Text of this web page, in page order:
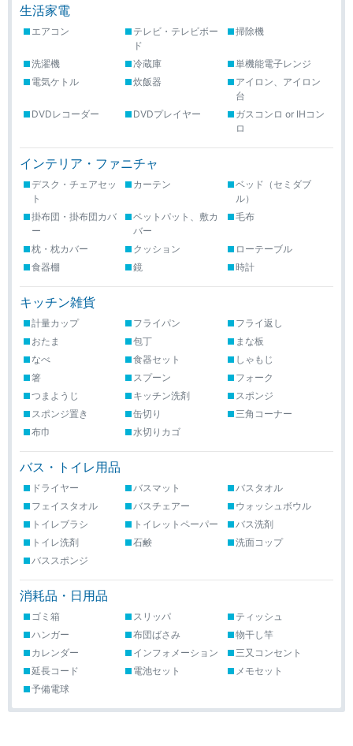
生活家電
エアコン
テレビ・テレビボー
ド
掃除機
洗濯機 冷蔵庫
単機能電子レンジ
電気ケトル
炊飯器
アイロン、アイロン
台
DVDレコーダー
DVDプレイヤー
ガスコンロ or IHコン
ロ
インテリア・ファニチャ
デスク・チェアセッ
ト
カーテン
ベッド（セミダブ
ル）
掛布団・掛布団カバ
ー
ベットパット、敷カ
バー
毛布
枕・枕カバー クッション
ローテーブル
食器棚
鏡 時計
キッチン雑貨
計量カップ フライパン
フライ返し
おたま
包丁
まな板
なべ
食器セット
しゃもじ
箸
スプーン
フォーク
つまようじ
キッチン洗剤
スポンジ
スポンジ置き
缶切り
三角コーナー
布巾
水切りカゴ
バス・トイレ用品
ドライヤー バスマット
バスタオル
フェイスタオル
バスチェアー
ウォッシュボウル
トイレブラシ
トイレットペーパー
バス洗剤
トイレ洗剤
石鹸
洗面コップ
バススポンジ
消耗品・日用品
ゴミ箱 スリッパ
ティッシュ
ハンガー
布団ばさみ
物干し竿
カレンダー
インフォメーション
三又コンセント
延長コード
電池セット
メモセット
予備電球